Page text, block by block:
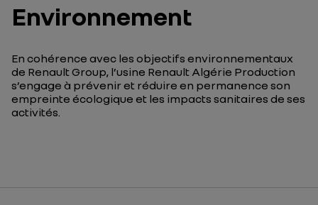
Environnement
En cohérence avec les objectifs environnementaux
de Renault Group, l’usine Renault Algérie Production
s’engage à prévenir et réduire en permanence son
empreinte écologique et les impacts sanitaires de ses
activités.